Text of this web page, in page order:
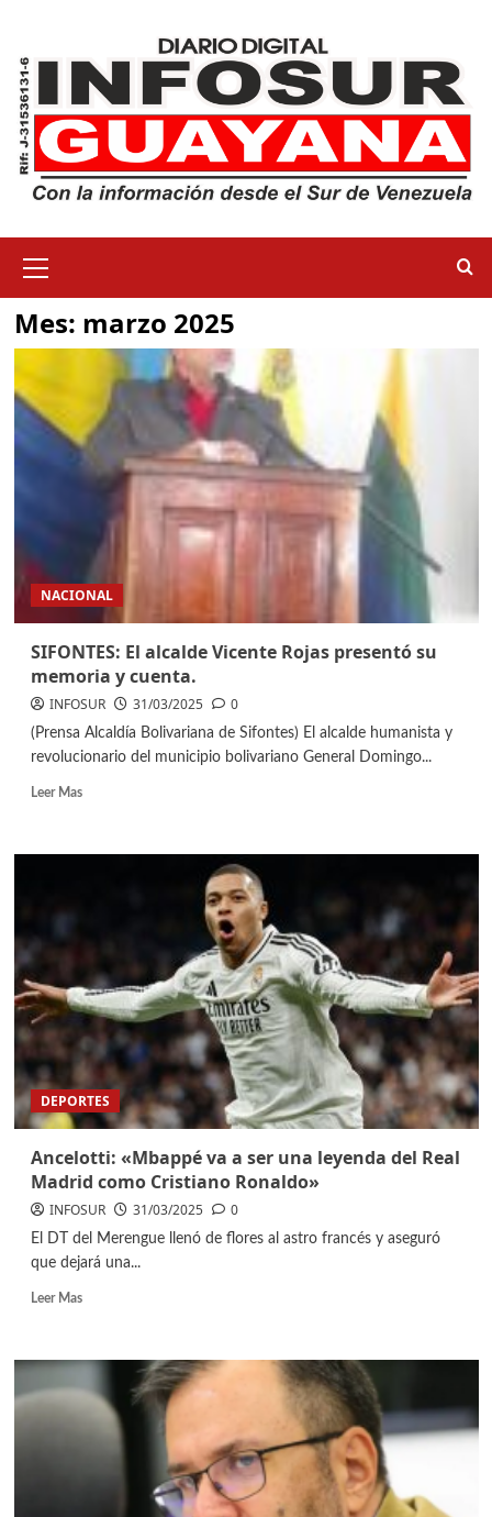
Mes: marzo 2025
NACIONAL
SIFONTES: El alcalde Vicente Rojas presentó su
memoria y cuenta.
INFOSUR 31/03/2025 0
(Prensa Alcaldía Bolivariana de Sifontes) El alcalde humanista y
revolucionario del municipio bolivariano General Domingo...
Leer Mas
DEPORTES
Ancelotti: «Mbappé va a ser una leyenda del Real
Madrid como Cristiano Ronaldo»
INFOSUR 31/03/2025 0
El DT del Merengue llenó de flores al astro francés y aseguró
que dejará una...
Leer Mas